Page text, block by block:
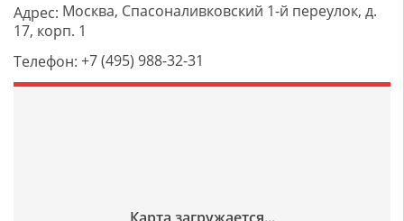
Адрес: Москва, Спасоналивковский 1-й переулок, д.
17, корп. 1
Телефон: +7 (495) 988-32-31